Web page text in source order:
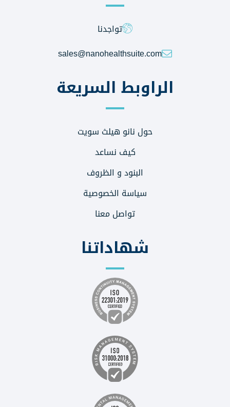
تواجدنا
sales@nanohealthsuite.com
الراوبط السريعة
حول نانو هيلث سويت
كيف نساعد
البنود و الظروف
سياسة الخصوصية
تواصل معنا
شهاداتنا